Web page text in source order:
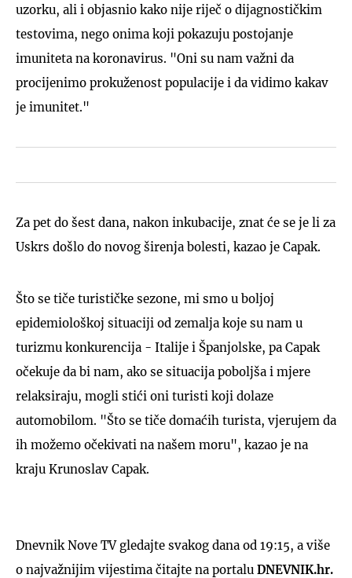
uzorku, ali i objasnio kako nije riječ o dijagnostičkim
testovima, nego onima koji pokazuju postojanje
imuniteta na koronavirus. "Oni su nam važni da
procijenimo prokuženost populacije i da vidimo kakav
je imunitet."
Za pet do šest dana, nakon inkubacije, znat će se je li za
Uskrs došlo do novog širenja bolesti, kazao je Capak.
Što se tiče turističke sezone, mi smo u boljoj
epidemiološkoj situaciji od zemalja koje su nam u
turizmu konkurencija - Italije i Španjolske, pa Capak
očekuje da bi nam, ako se situacija poboljša i mjere
relaksiraju, mogli stići oni turisti koji dolaze
automobilom. "Što se tiče domaćih turista, vjerujem da
ih možemo očekivati na našem moru", kazao je na
kraju Krunoslav Capak.
Dnevnik Nove TV gledajte svakog dana od 19:15, a više
o najvažnijim vijestima čitajte na portalu DNEVNIK.hr.